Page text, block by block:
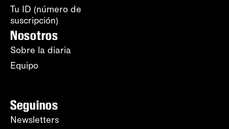
Tu ID (número de
suscripción)
Nosotros
Sobre la diaria
Equipo
Seguinos
Newsletters